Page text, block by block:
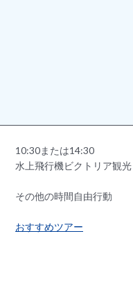
10:30または14:30
水上飛行機ビクトリア観光
その他の時間自由行動
おすすめツアー